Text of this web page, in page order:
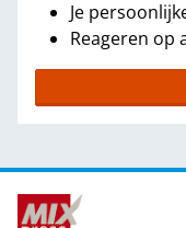
Je
Reageren op